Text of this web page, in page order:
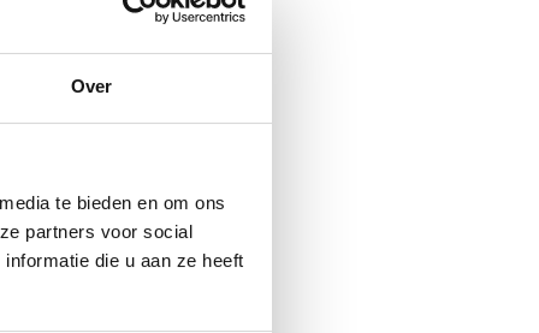
Over
te bieden en om ons
partners voor social
die u aan ze heeft